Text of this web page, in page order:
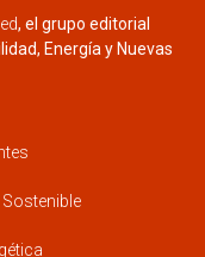
, el grupo editorial
Energía y Nuevas